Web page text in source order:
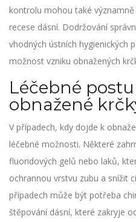
kontrolu mohou také
recese dásní. Dodržování
vhodných ústních hygienických
možnost vzniku obnažených
Léčebné
obnažené
V případech, kdy dojde k
léčebné možnosti. Některé
fluoridových gelů nebo laků,
ochrannou vrstvu zubu a snížit
případech může být potřeba
štěpování dásní, které zakryje